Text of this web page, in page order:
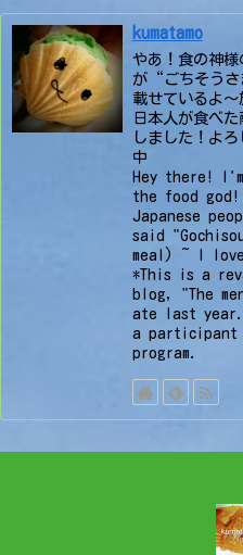
kumatamo
やあ！食の神
が“ごちそうさ
載せているよ
日本人が食べ
しました！よ
中
Hey there! I'm
the food
Japanese
said
meal) ~ I
*This is a
blog, "The
ate last
a participant
program.